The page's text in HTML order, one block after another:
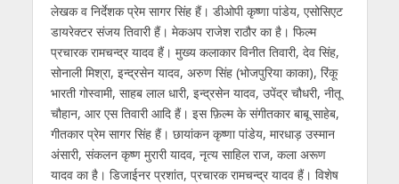
लेखक व निर्देशक प्रेम सागर सिंह हैं। डीओपी कृष्णा पांडेय, एसोसिएट
डायरेक्टर संजय तिवारी हैं। मेकअप राजेश राठौर का है। फिल्म
प्रचारक रामचन्द्र यादव हैं। मुख्य कलाकार विनीत तिवारी, देव सिंह,
सोनाली मिश्रा, इन्द्रसेन यादव, अरुण सिंह (भोजपुरिया काका), रिंकू
भारती गोस्वामी, साहब लाल धारी, इन्द्रसेन यादव, उपेंद्र चौधरी, नीतू
चौहान, आर एस तिवारी आदि हैं। इस फ़िल्म के संगीतकार बाबू साहेब,
गीतकार प्रेम सागर सिंह हैं। छायांकन कृष्णा पांडेय, मारधाड़ उस्मान
अंसारी, संकलन कृष्ण मुरारी यादव, नृत्य साहिल राज, कला अरूण
यादव का है। डिजाईनर प्रशांत, प्रचारक रामचन्द्र यादव हैं। विशेष